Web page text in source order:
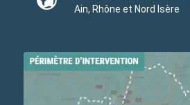
Ain, Rhône et Nord Isère